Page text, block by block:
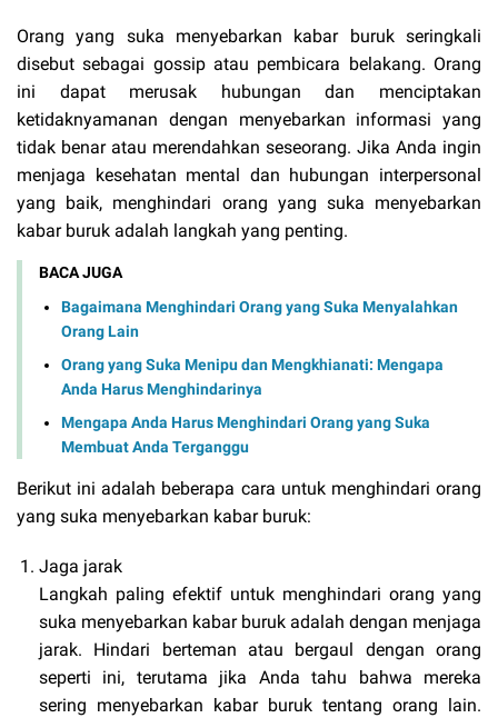
Orang yang suka menyebarkan kabar buruk seringkali
disebut sebagai gossip atau pembicara belakang. Orang
ini dapat merusak hubungan dan menciptakan
ketidaknyamanan dengan menyebarkan informasi yang
tidak benar atau merendahkan seseorang. Jika Anda ingin
menjaga kesehatan mental dan hubungan interpersonal
yang baik, menghindari orang yang suka menyebarkan
kabar buruk adalah langkah yang penting.
BACA JUGA
Bagaimana Menghindari Orang yang Suka Menyalahkan
Orang Lain
Orang yang Suka Menipu dan Mengkhianati: Mengapa
Anda Harus Menghindarinya
Mengapa Anda Harus Menghindari Orang yang Suka
Membuat Anda Terganggu
Berikut ini adalah beberapa cara untuk menghindari orang
yang suka menyebarkan kabar buruk:
Jaga jarak
Langkah paling efektif untuk menghindari orang yang
suka menyebarkan kabar buruk adalah dengan menjaga
jarak. Hindari berteman atau bergaul dengan orang
seperti ini, terutama jika Anda tahu bahwa mereka
sering menyebarkan kabar buruk tentang orang lain.